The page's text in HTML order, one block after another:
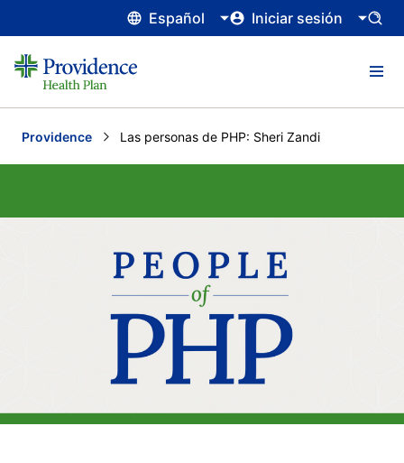
Español Iniciar sesión
Providence Current:
Las personas de PHP: Sheri Zandi